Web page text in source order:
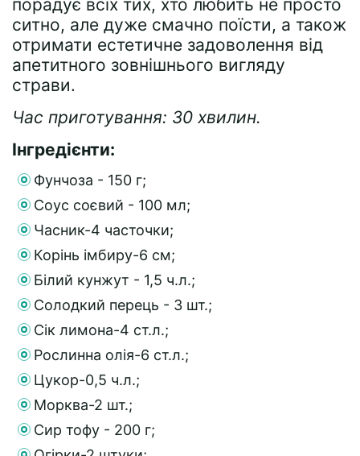
порадує всіх тих, хто любить не просто
ситно, але дуже смачно поїсти, а також
отримати естетичне задоволення від
апетитного зовнішнього вигляду
страви.
Час приготування: 30 хвилин.
Інгредієнти:
Фунчоза - 150 г;
Соус соєвий - 100 мл;
Часник-4 часточки;
Корінь імбиру-6 см;
Білий кунжут - 1,5 ч.л.;
Солодкий перець - 3 шт.;
Сік лимона-4 ст.л.;
Рослинна олія-6 ст.л.;
Цукор-0,5 ч.л.;
Морква-2 шт.;
Сир тофу - 200 г;